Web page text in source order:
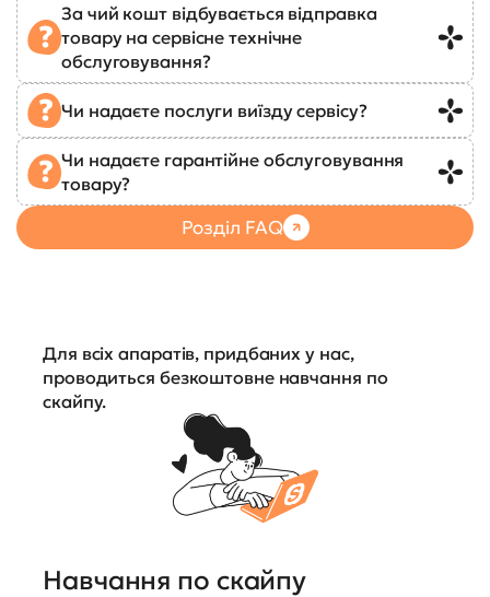
За чий кошт відбувається відправка
товару на сервісне технічне
обслуговування?
Чи надаєте послуги виїзду сервісу?
Чи надаєте гарантійне обслуговування
товару?
Розділ FAQ
Для всіх апаратів, придбаних у нас,
проводиться безкоштовне навчання по
скайпу.
Навчання по скайпу